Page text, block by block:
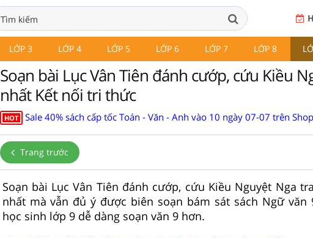
LỚP 3 LỚP 4 LỚP 5 LỚP 6 LỚP 7 LỚP 8
Soạn bài Lục Vân Tiên đánh cướp, cứu Kiều
nhất Kết nối tri thức
HOT Sale 40% sách cấp tốc Toán - Văn - Anh vào 10 ngày 07-07 trên
Trang trước
Soạn bài Lục Vân Tiên đánh cướp, cứu Kiều Nguyệt Nga
nhất mà vẫn đủ ý được biên soạn bám sát sách Ngữ
học sinh lớp 9 dễ dàng soạn văn 9 hơn.